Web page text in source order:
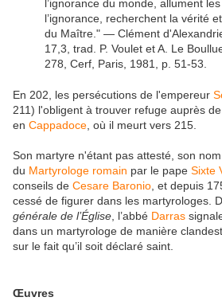
l’ignorance du monde, allument
l’ignorance, recherchent la vérité
du Maître." — Clément
17,3, trad. P. Voulet et A. Le
278, Cerf, Paris, 1981, p. 51-53.
En 202, les persécutions de l'empereur
211) l'obligent à trouver refuge auprès
en Cappadoce , où il meurt vers 215.
Son martyre n'étant pas attesté, son
du Martyrologe romain par le pape Sixte
conseils de Cesare Baronio , et depuis
cessé de figurer dans les martyrologes.
générale de l’Église , l’abbé Darras
dans un martyrologe de manière
sur le fait qu’il soit déclaré saint.
Œuvres